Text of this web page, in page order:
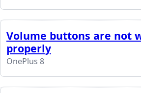
Volume buttons are not
properly
OnePlus 8